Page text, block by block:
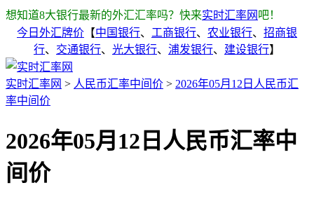
想知道8大银行最新的外汇汇率吗？快来实时汇率网 吧！
今日外汇牌价 【中国银行、 工商银行、 农业银行、 招商银
行、 交通银行、 光大银行、 浦发银行、 建设银行】
实时汇率网 > 人民币汇率中间价 > 2026年05月12日人民币汇
率中间价
2026年05月12日人民币汇率中
间价